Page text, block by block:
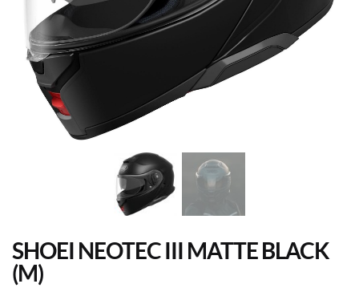
SHOEI NEOTEC III MATTE BLACK
(M)